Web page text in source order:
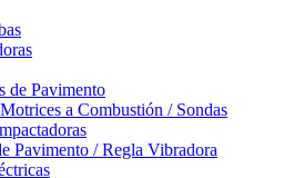
de Pavimento
a Combustión / Sondas
Pavimento / Regla Vibradora